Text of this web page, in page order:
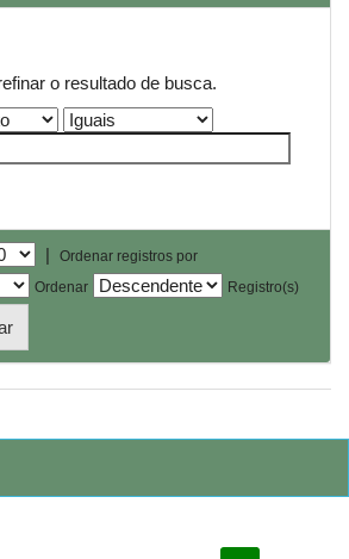
o resultado de busca.
|
Ordenar registros por
Ordenar
Registro(s)